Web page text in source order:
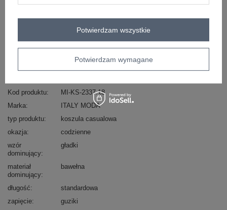
Zadaj pytanie
skład materiału : 100% bawełna
sposób prania : pranie w pralce w 30°C
Kod produktu
MI-KS-2337.18
Marka
ITALY MODA
typ produktu
koszula casualowa
okazja
codzienne
wzór
dominujący
gładki
materiał
dominujący
bawełna
długość
standardowa
zapięcie
guziki
Potwierdzam wymagane
Potwierdzam wszystkie